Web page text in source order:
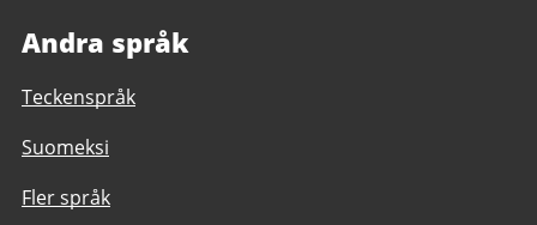
Andra språk
Teckenspråk
Suomeksi
Fler språk